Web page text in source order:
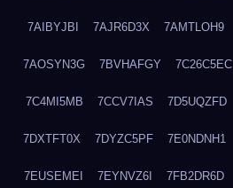
7AIBYJBI 7AJR6D3X 7AMTLOH9
7AOSYN3G 7BVHAFGY 7C26C5EC
7C4MI5MB 7CCV7IAS 7D5UQZFD
7DXTFT0X 7DYZC5PF 7E0NDNH1
7EUSEMEI 7EYNVZ6I 7FB2DR6D